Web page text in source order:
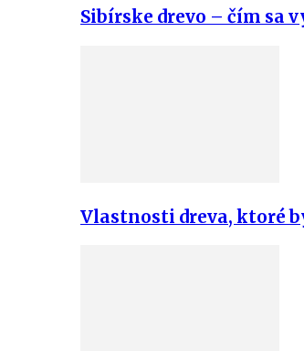
Sibírske drevo – čím sa
Vlastnosti dreva, ktoré